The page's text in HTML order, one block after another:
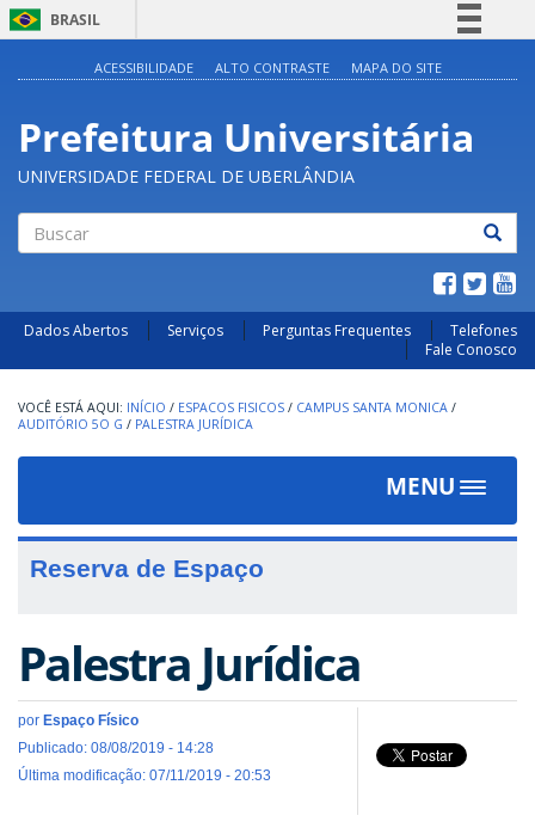
BRASIL
Participe
Acesso à informação
ACESSIBILIDADE ALTO CONTRASTE MAPA DO SITE
Prefeitura Universitária
UNIVERSIDADE FEDERAL DE UBERLÂNDIA
Dados Abertos Serviços Perguntas Frequentes
Telefones
Fale Conosco
INÍCIO / ESPACOS FISICOS / CAMPUS SANTA MONICA /
AUDITÓRIO 5O G / PALESTRA JURÍDICA
MENU
Toggle
Reserva de Espaço
Palestra Jurídica
por Espaço Físico
Publicado: 08/08/2019 - 14:28
Última modificação: 07/11/2019 - 20:53